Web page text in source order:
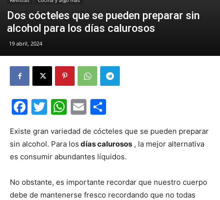
Dos cócteles que se pueden preparar sin
alcohol para los días calurosos
19 abril, 2024
Facebook
Twitter
WhatsApp
Email
Existe gran variedad de cócteles que se pueden preparar
sin alcohol. Para los días calurosos , la mejor alternativa
es consumir abundantes líquidos.
No obstante, es importante recordar que nuestro cuerpo
debe de mantenerse fresco recordando que no todas